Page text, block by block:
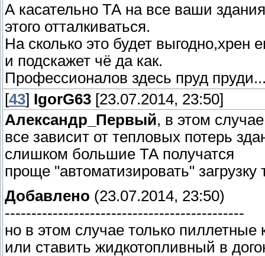
А касательно ТА на все ваши
этого отталкиваться.
На сколько это будет выгодно,хрен
и подскажет чё да как.
Профессионалов здесь пруд
[43] IgorG63 [23.07.2014, 23:50]
Александр_Первый, в этом
все зависит от тепловых потерь
слишком большие ТА получатся
проще "автоматизировать"
Добавлено (23.07.2014, 23:50)
---------------------------------------------
но в этом случае только пиллетные
или ставить жидкотопливный в